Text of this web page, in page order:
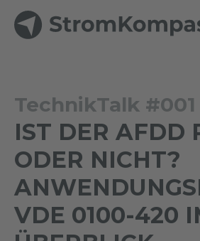
TechnikTalk #001
IST DER AFDD
ODER NICHT?
VDE 0100-420